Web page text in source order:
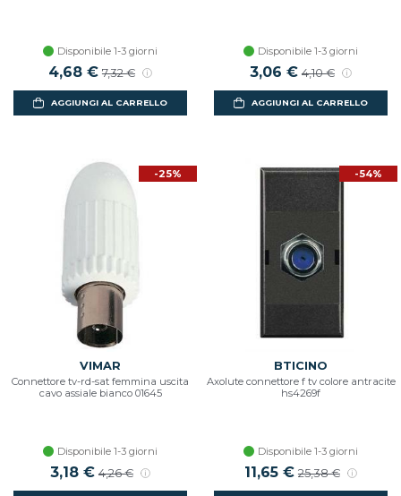
Disponibile 1-3 giorni
4,68 € 7,32 €
AGGIUNGI AL CARRELLO
Disponibile 1-3 giorni
3,06 € 4,10 €
AGGIUNGI AL CARRELLO
-25%
VIMAR
Connettore tv-rd-sat femmina uscita
cavo assiale bianco 01645
Disponibile 1-3 giorni
3,18 € 4,26 €
-54%
BTICINO
Axolute connettore f tv colore antracite
hs4269f
Disponibile 1-3 giorni
11,65 € 25,38 €